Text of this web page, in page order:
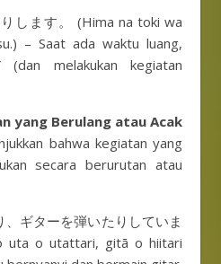
します。 (Hima na toki wa
– Saat ada waktu luang,
melakukan kegiatan
yang Berulang atau Acak
bahwa kegiatan yang
secara berurutan atau
ギターを弾いたりしていま
uta o utattari, gitā o hiitari